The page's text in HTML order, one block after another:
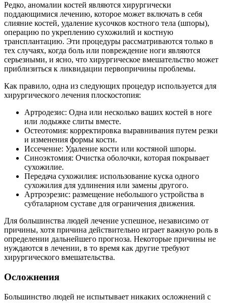
Редко, аномалии костей являются хирургически
поддающимися лечению, которое может включать в себя
слияние костей, удаление кусочков костного тела (шпоры),
операцию по укреплению сухожилий и костную
трансплантацию. Эти процедуры рассматриваются только в
тех случаях, когда боль или повреждение ноги являются
серьезными, и ясно, что хирургическое вмешательство может
приблизиться к ликвидации первопричины проблемы.
Как правило, одна из следующих процедур используется для
хирургического лечения плоскостопия:
Артродезис: Одна или несколько ваших костей в ноге
или лодыжке слиты вместе.
Остеотомия: корректировка выравнивания путем резки
и изменения формы кости.
Иссечение: Удаление кости или костяной шпоры.
Синоэктомия: Очистка оболочки, которая покрывает
сухожилие.
Передача сухожилия: использование куска одного
сухожилия для удлинения или замены другого.
Артроэрезис: размещение небольшого устройства в
субталарном суставе для ограничения движения.
Для большинства людей лечение успешное, независимо от
причины, хотя причина действительно играет важную роль в
определении дальнейшего прогноза. Некоторые причины не
нуждаются в лечении, в то время как другие требуют
хирургического вмешательства.
Осложнения
Большинство людей не испытывает никаких осложнений с